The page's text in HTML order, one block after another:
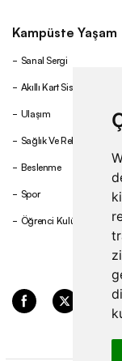
Kampüste Yaşam
Sanal Sergi
Akıllı Kart Sistemi
Ulaşım
Sağlık Ve Rehberlik
Beslenme
Spor
Öğrenci Kulüpleri